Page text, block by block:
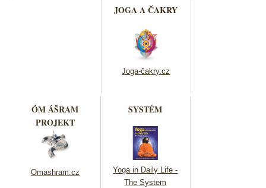
JOGA A ČAKRY
Joga-čakry.cz
ÓM ÁŠRAM
PROJEKT
Omashram.cz
SYSTÉM
Yoga in Daily Life -
The System